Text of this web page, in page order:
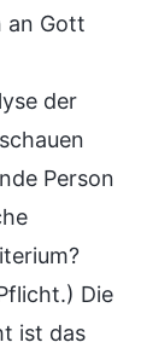
an Gott
der
Person
Die
ist das